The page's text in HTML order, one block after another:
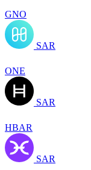
GNO
SAR
ONE
SAR
HBAR
SAR